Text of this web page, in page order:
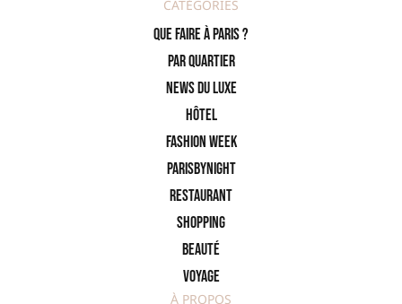
CATÉGORIES
Que faire à Paris ?
PAR QUARTIER
News du Luxe
Hôtel
Fashion Week
ParisByNight
Restaurant
Shopping
Beauté
Voyage
À PROPOS